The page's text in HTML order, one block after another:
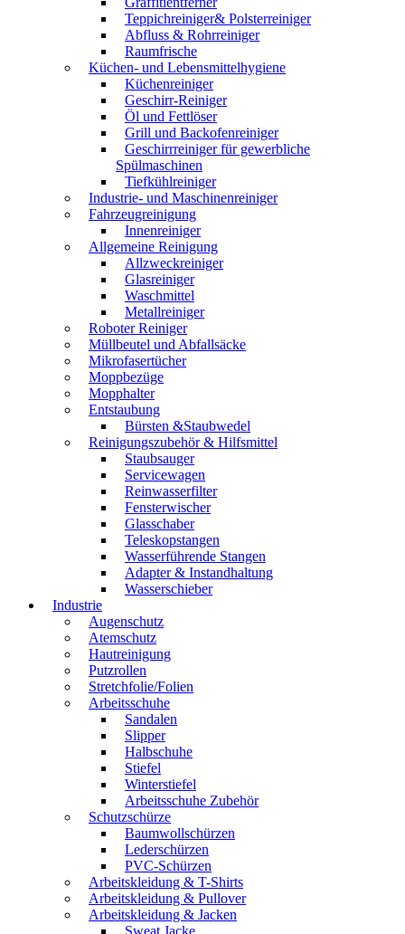
Teppichreiniger& Polsterreiniger
Abfluss & Rohrreiniger
Raumfrische
Küchen- und Lebensmittelhygiene
Küchenreiniger
Geschirr-Reiniger
Öl und Fettlöser
Grill und Backofenreiniger
Geschirrreiniger für gewerbliche
Spülmaschinen
Tiefkühlreiniger
Industrie- und Maschinenreiniger
Fahrzeugreinigung
Innenreiniger
Allgemeine Reinigung
Allzweckreiniger
Glasreiniger
Waschmittel
Metallreiniger
Roboter Reiniger
Müllbeutel und Abfallsäcke
Mikrofasertücher
Moppbezüge
Mopphalter
Entstaubung
Bürsten &Staubwedel
Reinigungszubehör & Hilfsmittel
Staubsauger
Servicewagen
Reinwasserfilter
Fensterwischer
Glasschaber
Teleskopstangen
Wasserführende Stangen
Adapter & Instandhaltung
Wasserschieber
Industrie
Augenschutz
Atemschutz
Hautreinigung
Putzrollen
Stretchfolie/Folien
Arbeitsschuhe
Sandalen
Slipper
Halbschuhe
Stiefel
Winterstiefel
Arbeitsschuhe Zubehör
Schutzschürze
Baumwollschürzen
Lederschürzen
PVC-Schürzen
Arbeitskleidung & T-Shirts
Arbeitskleidung & Pullover
Arbeitskleidung & Jacken
Sweat Jacke